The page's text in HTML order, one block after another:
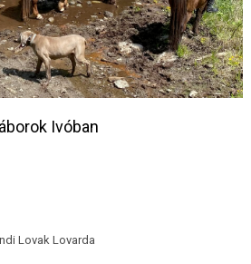
Ivóban
Lovak Lovarda